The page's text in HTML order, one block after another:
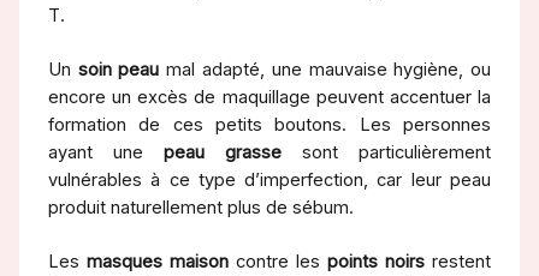
T.
Un soin peau mal adapté, une mauvaise hygiène, ou
encore un excès de maquillage peuvent accentuer la
formation de ces petits boutons. Les personnes
ayant une peau grasse sont particulièrement
vulnérables à ce type d’imperfection, car leur peau
produit naturellement plus de sébum.
Les masques maisoncontre lespoints noirs restent